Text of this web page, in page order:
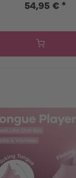
54,95 € *